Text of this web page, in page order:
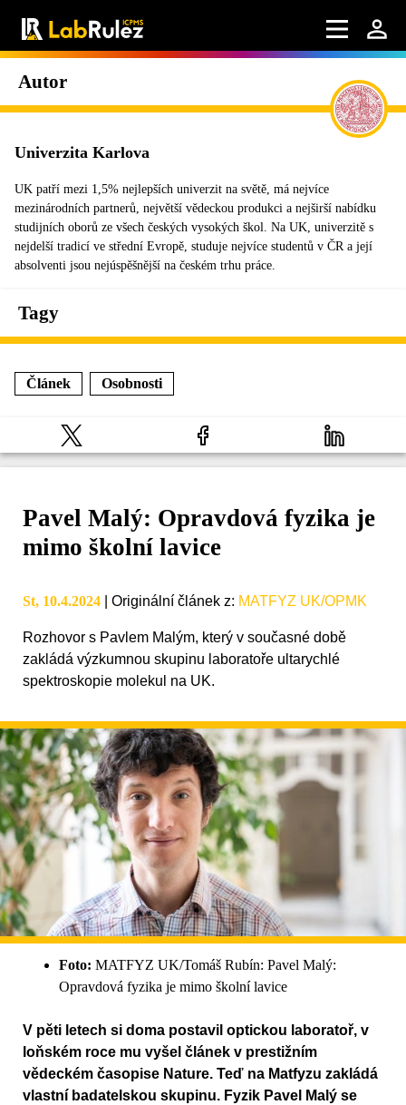
Autor
Univerzita Karlova
UK patří mezi 1,5% nejlepších univerzit na světě, má nejvíce
mezinárodních partnerů, největší vědeckou produkci a nejširší nabídku
studijních oborů ze všech českých vysokých škol. Na UK, univerzitě s
nejdelší tradicí ve střední Evropě, studuje nejvíce studentů v ČR a její
absolventi jsou nejúspěšnější na českém trhu práce.
Tagy
Článek Osobnosti
Pavel Malý: Opravdová fyzika je
mimo školní lavice
St, 10.4.2024 Originální článek z: MATFYZ UK/OPMK
Rozhovor s Pavlem Malým, který v současné době
zakládá výzkumnou skupinu laboratoře ultarychlé
spektroskopie molekul na UK.
Foto: MATFYZ UK/Tomáš Rubín: Pavel Malý:
Opravdová fyzika je mimo školní lavice
V pěti letech si doma postavil optickou laboratoř, v
loňském roce mu vyšel článek v prestižním
vědeckém časopise Nature. Teď na Matfyzu zakládá
vlastní badatelskou skupinu. Fyzik Pavel Malý se